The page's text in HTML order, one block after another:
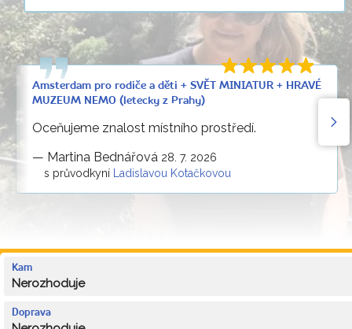
Amsterdam pro rodiče a děti + SVĚT MINIATUR + HRAVÉ
MUZEUM NEMO (letecky z Prahy)
Oceňujeme znalost místního prostředí.
— Martina Bednářová 28. 7. 2026
s průvodkyní Ladislavou Kotačkovou
Kam
Nerozhoduje
Doprava